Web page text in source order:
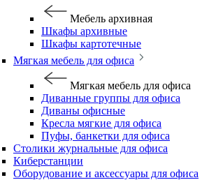
Мебель архивная
Шкафы архивные
Шкафы картотечные
Мягкая мебель для офиса
Мягкая мебель для офиса
Диванные группы для офиса
Диваны офисные
Кресла мягкие для офиса
Пуфы, банкетки для офиса
Столики журнальные для офиса
Киберстанции
Оборудование и аксессуары для офиса